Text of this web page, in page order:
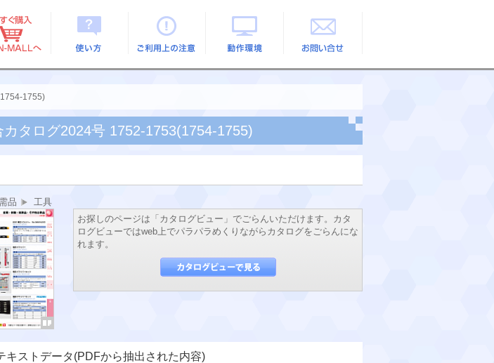
1755)
タログ2024号 1752-1753(1754-1755)
品 工具
お探しのページは「カタログビュー」でごらんいただけます。カタ
ログビューではweb上でパラパラめくりながらカタログをごらんにな
れます。
キストデータ(PDFから抽出された内容)